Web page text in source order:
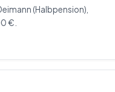
(Halbpension),
€.